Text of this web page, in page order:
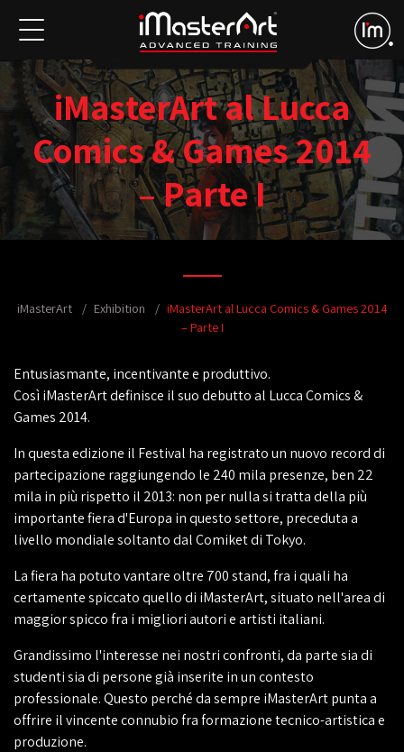
iMasterArt al Lucca
Comics & Games 2014
– Parte I
iMasterArt Exhibition
iMasterArt al Lucca Comics & Games 2014
– Parte I
Entusiasmante, incentivante e produttivo.
Così iMasterArt definisce il suo debutto al Lucca Comics &
Games 2014.
In questa edizione il Festival ha registrato un nuovo record di
partecipazione raggiungendo le 240 mila presenze, ben 22
mila in più rispetto il 2013: non per nulla si tratta della più
importante fiera d'Europa in questo settore, preceduta a
livello mondiale soltanto dal Comiket di Tokyo.
La fiera ha potuto vantare oltre 700 stand, fra i quali ha
certamente spiccato quello di iMasterArt, situato nell'area di
maggior spicco fra i migliori autori e artisti italiani.
Grandissimo l'interesse nei nostri confronti, da parte sia di
studenti sia di persone già inserite in un contesto
professionale. Questo perché da sempre iMasterArt punta a
offrire il vincente connubio fra formazione tecnico-artistica e
produzione.